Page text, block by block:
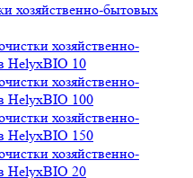
хозяйственно-бытовых
хозяйственно-
HelyxBIO 10
хозяйственно-
HelyxBIO 100
хозяйственно-
HelyxBIO 150
хозяйственно-
HelyxBIO 20